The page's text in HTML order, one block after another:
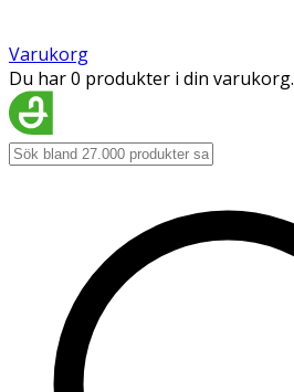
Varukorg
Du har 0 produkter i din varukorg.